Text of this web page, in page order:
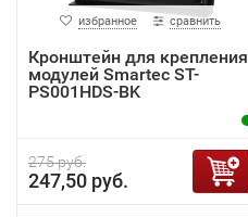
избранное сравнить
Кронштейн для крепления
модулей Smartec ST-
PS001HDS-BK
275 руб.
247,50 руб.